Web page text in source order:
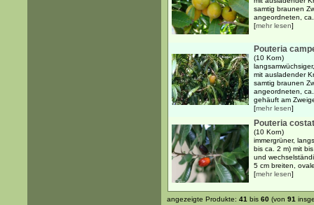
samtig braunen
angeordneten,
[mehr lesen]
Pouteria
(10 Korn)
mit ausladender
samtig braunen
angeordneten,
gehäuft am
[mehr lesen]
Pouteria
(10 Korn)
immergrüner,
bis ca. 2 m) mit
und
5 cm breiten,
[mehr lesen]
angezeigte Produkte: 41 bis 60 (von 91